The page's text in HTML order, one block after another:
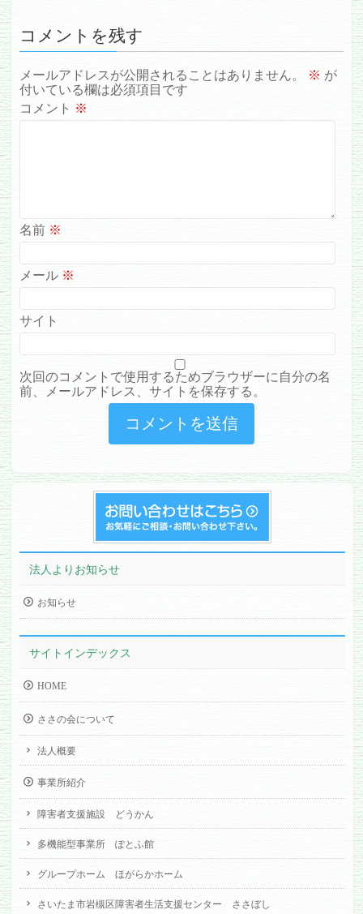
コメントを残す
メールアドレスが公開されることはありません。 ※ が
付いている欄は必須項目です
コメント ※
名前 ※
メール ※
サイト
次回のコメントで使用するためブラウザーに自分の名
前、メールアドレス、サイトを保存する。
法人よりお知らせ
お知らせ
サイトインデックス
HOME
ささの会について
法人概要
事業所紹介
障害者支援施設 どうかん
多機能型事業所 ぽとふ館
グループホーム ほがらかホーム
さいたま市岩槻区障害者生活支援センター ささぼし